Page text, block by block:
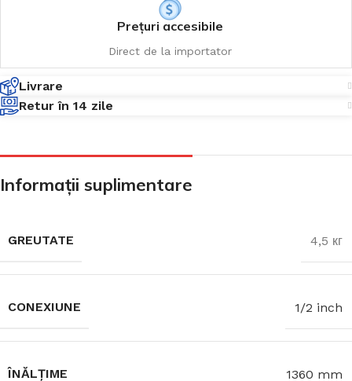
Prețuri accesibile
Direct de la importator
Livrare
Retur în 14 zile
Informații suplimentare
GREUTATE 4,5 кг
CONEXIUNE 1/2 inch
ÎNĂLȚIME 1360 mm